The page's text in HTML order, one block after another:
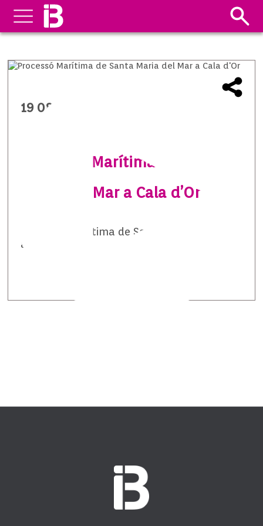
19 08 2014
Processó Marítima de Santa
Maria del Mar a Cala d’Or
Processó Marítima de Santa Maria del Mar
a Cala d’Or